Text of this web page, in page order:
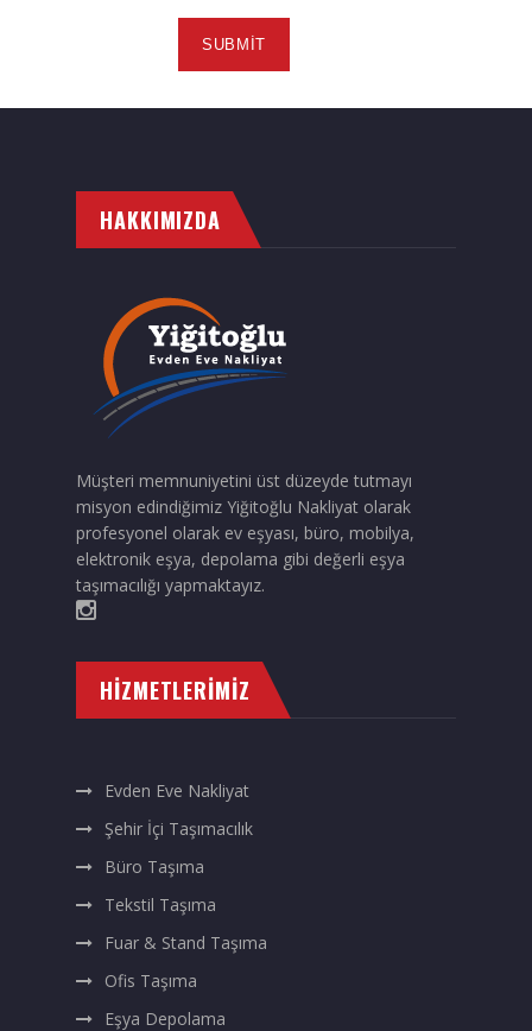
HAKKIMIZDA
Müşteri memnuniyetini üst düzeyde tutmayı
misyon edindiğimiz Yiğitoğlu Nakliyat olarak
profesyonel olarak ev eşyası, büro, mobilya,
elektronik eşya, depolama gibi değerli eşya
taşımacılığı yapmaktayız.
HIZMETLERIMIZ
Evden Eve Nakliyat
Şehir İçi Taşımacılık
Büro Taşıma
Tekstil Taşıma
Fuar & Stand Taşıma
Ofis Taşıma
Eşya Depolama